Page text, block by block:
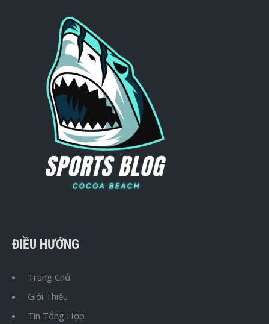
ĐIỀU HƯỚNG
Trang Chủ
Giới Thiệu
Tin Tổng Hợp